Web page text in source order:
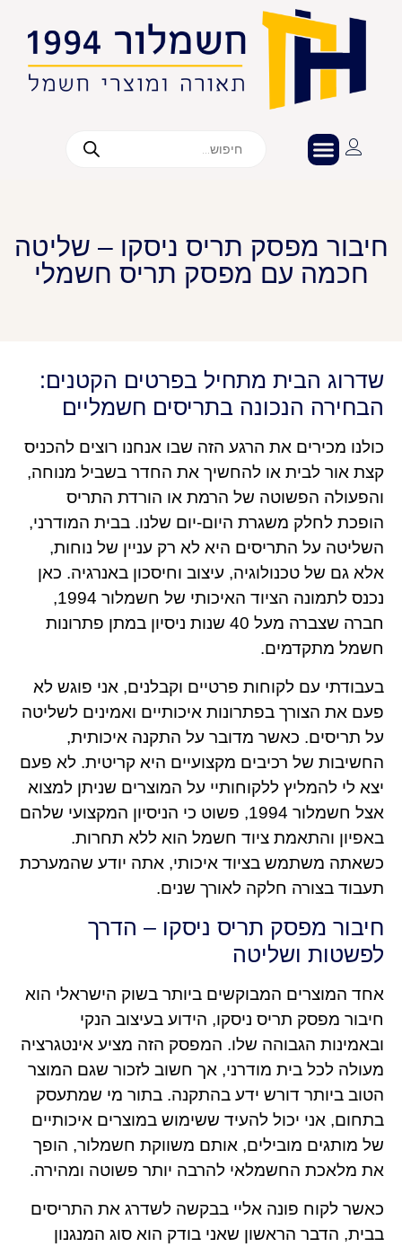
חיבור מפסק תריס ניסקו – שליטה
חכמה עם מפסק תריס חשמלי
שדרוג הבית מתחיל בפרטים הקטנים:
הבחירה הנכונה בתריסים חשמליים
כולנו מכירים את הרגע הזה שבו אנחנו רוצים להכניס
קצת אור לבית או להחשיך את החדר בשביל מנוחה,
והפעולה הפשוטה של הרמת או הורדת התריס
הופכת לחלק משגרת היום-יום שלנו. בבית המודרני,
השליטה על התריסים היא לא רק עניין של נוחות,
אלא גם של טכנולוגיה, עיצוב וחיסכון באנרגיה. כאן
נכנס לתמונה הציוד האיכותי של חשמלור 1994,
חברה שצברה מעל 40 שנות ניסיון במתן פתרונות
חשמל מתקדמים.
בעבודתי עם לקוחות פרטיים וקבלנים, אני פוגש לא
פעם את הצורך בפתרונות איכותיים ואמינים לשליטה
על תריסים. כאשר מדובר על התקנה איכותית,
החשיבות של רכיבים מקצועיים היא קריטית. לא פעם
יצא לי להמליץ ללקוחותיי על המוצרים שניתן למצוא
אצל חשמלור 1994, פשוט כי הניסיון המקצועי שלהם
באפיון והתאמת ציוד חשמל הוא ללא תחרות.
כשאתה משתמש בציוד איכותי, אתה יודע שהמערכת
תעבוד בצורה חלקה לאורך שנים.
חיבור מפסק תריס ניסקו – הדרך
לפשטות ושליטה
אחד המוצרים המבוקשים ביותר בשוק הישראלי הוא
חיבור מפסק תריס ניסקו, הידוע בעיצוב הנקי
ובאמינות הגבוהה שלו. המפסק הזה מציע אינטגרציה
מעולה לכל בית מודרני, אך חשוב לזכור שגם המוצר
הטוב ביותר דורש ידע בהתקנה. בתור מי שמתעסק
בתחום, אני יכול להעיד ששימוש במוצרים איכותיים
של מותגים מובילים, אותם משווקת חשמלור, הופך
את מלאכת החשמלאי להרבה יותר פשוטה ומהירה.
כאשר לקוח פונה אליי בבקשה לשדרג את התריסים
בבית, הדבר הראשון שאני בודק הוא סוג המנגנון